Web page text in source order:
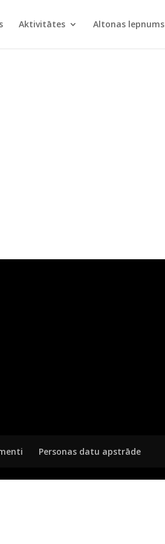
Aktivitātes Altonas lepnums
Personas datu apstrāde